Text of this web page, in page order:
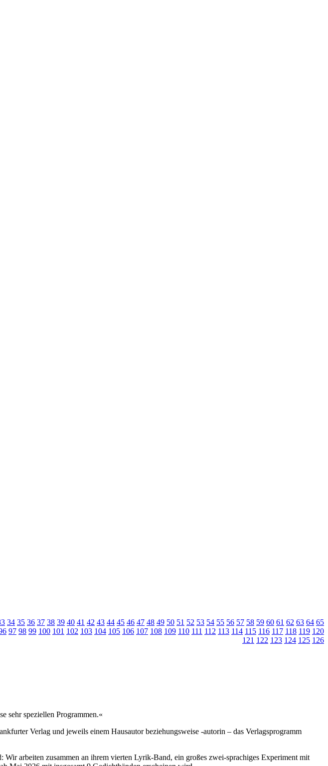
34 35 36 37 38 39 40 41 42 43 44 45 46 47 48 49 50 51 52 53 54 55 56 57 58 59 60 61 62 63 64 65
97 98 99 100 101 102 103 104 105 106 107 108 109 110 111 112 113 114 115 116 117 118 119 120
121 122 123 124 125 126
sehr speziellen Programmen.«
Verlag und jeweils einem Hausautor beziehungsweise -autorin – das Verlagsprogramm
Wir arbeiten zusammen an ihrem vierten Lyrik-Band, ein großes zwei-sprachiges Experiment mit